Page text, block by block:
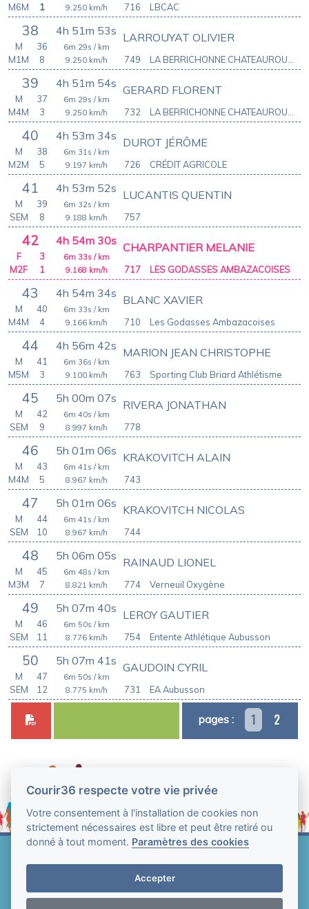
716
9.250 km/h
M6M
1 LBCAC
38 4h 51m 53s
749
LARROUYAT OLIVIER
6m 29s / km
9.250 km/h
M
36
M1M
8
39 4h 51m 54s
732
GERARD FLORENT
6m 29s / km
9.250 km/h
M
37
M4M
3
40 4h 53m 34s
726
DUROT JÉRÔME
6m 31s / km
9.197 km/h
M
38
M2M
5 CRÉDIT AGRICOLE
41 4h 53m 52s
757
LUCANTIS QUENTIN
6m 32s / km
9.188 km/h
M
39
SEM
8
42 4h 54m 30s
717
CHARPANTIER MELANIE
6m 33s / km
9.168 km/h
F
3
M2F
1 LES GODASSES AMBAZACOISES
43 4h 54m 34s
710
BLANC XAVIER
6m 33s / km
9.166 km/h
M
40
M4M
4 Les Godasses Ambazacoises
44 4h 56m 42s
763
MARION JEAN CHRISTOPHE
6m 36s / km
9.100 km/h
M
41
M5M
3 Sporting Club Briard Athlétisme
45 5h 00m 07s
778
RIVERA JONATHAN
6m 40s / km
8.997 km/h
M
42
SEM
9
46 5h 01m 06s
743
KRAKOVITCH ALAIN
6m 41s / km
8.967 km/h
M
43
M4M
5
47 5h 01m 06s
744
KRAKOVITCH NICOLAS
6m 41s / km
8.967 km/h
M
44
SEM
10
48 5h 06m 05s
774
RAINAUD LIONEL
6m 48s / km
8.821 km/h
M
45
M3M
7 Verneuil Oxygène
49 5h 07m 40s
754
LEROY GAUTIER
6m 50s / km
8.776 km/h
M
46
SEM
11 Entente Athlétique Aubusson
50 5h 07m 41s
731
GAUDOIN CYRIL
6m 50s / km
8.775 km/h
M
47
SEM
12 EA Aubusson
pages : 1 2
2004-2026
Mentions légales et conditions générales
Courir36 respecte votre vie privée
Votre consentement à l'installation de cookies non
strictement nécessaires est libre et peut être retiré ou
donné à tout moment. Paramètres des cookies
Accepter